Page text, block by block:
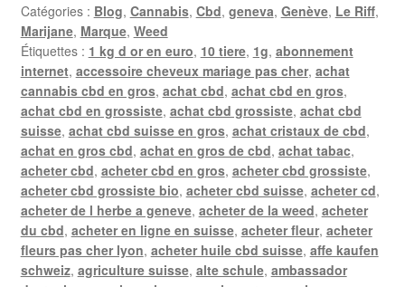
Catégories : Blog, Cannabis, Cbd, geneva, Genève, Le Riff,
Marijane, Marque, Weed
Étiquettes : 1 kg d or en euro, 10 tiere, 1g, abonnement
internet, accessoire cheveux mariage pas cher, achat
cannabis cbd en gros, achat cbd, achat cbd en gros,
achat cbd en grossiste, achat cbd grossiste, achat cbd
suisse, achat cbd suisse en gros, achat cristaux de cbd,
achat en gros cbd, achat en gros de cbd, achat tabac,
acheter cbd, acheter cbd en gros, acheter cbd grossiste,
acheter cbd grossiste bio, acheter cbd suisse, acheter cd,
acheter de l herbe a geneve, acheter de la weed, acheter
du cbd, acheter en ligne en suisse, acheter fleur, acheter
fleurs pas cher lyon, acheter huile cbd suisse, affe kaufen
schweiz, agriculture suisse, alte schule, ambassador